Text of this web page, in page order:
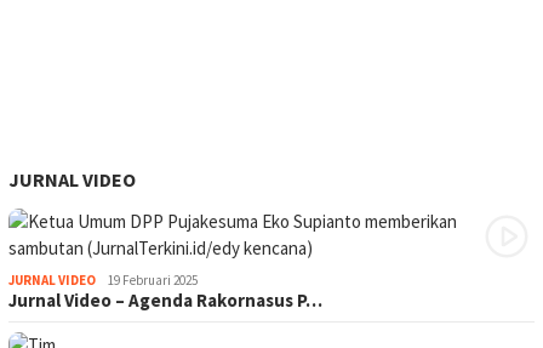
JURNAL VIDEO
JURNAL VIDEO 19 Februari 2025
Jurnal Video – Agenda Rakornasus P…